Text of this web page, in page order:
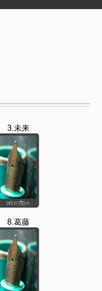
3.未来
8.葛藤